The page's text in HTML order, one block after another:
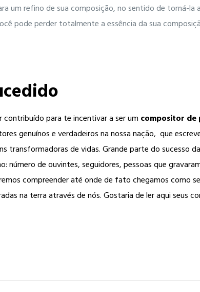
um refino de sua composição, no sentido de torná-la
pode perder totalmente a essência da sua
para te incentivar a ser um compositor de
genuínos e verdadeiros na nossa nação, que
transformadoras de vidas. Grande parte do sucesso
número de ouvintes, seguidores, pessoas que
compreender até onde de fato chegamos como
na terra através de nós. Gostaria de ler aqui seus